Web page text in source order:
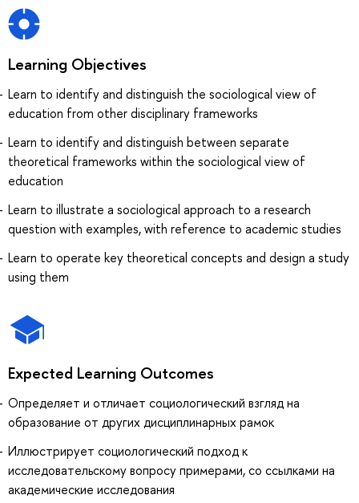
Learning Objectives
Learn to identify and distinguish the sociological view of
education from other disciplinary frameworks
Learn to identify and distinguish between separate
theoretical frameworks within the sociological view of
education
Learn to illustrate a sociological approach to a research
question with examples, with reference to academic studies
Learn to operate key theoretical concepts and design a study
using them
Expected Learning Outcomes
Определяет и отличает социологический взгляд на
образование от других дисциплинарных рамок
Иллюстрирует социологический подход к
исследовательскому вопросу примерами, со ссылками на
академические исследования